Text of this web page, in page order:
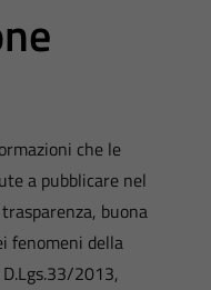
che le
a pubblicare nel
buona
fenomeni della
2013,